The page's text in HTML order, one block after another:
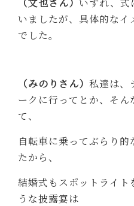
いましたが、具体的な
でした。
（みのりさん）私達は、
ークに行ってとか、そん
て、
自転車に乗ってぶらり
たから、
結婚式もスポットライト
うな披露宴は